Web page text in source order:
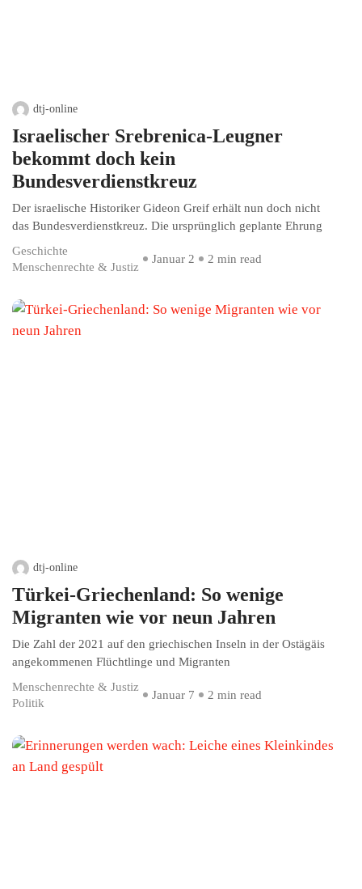
dtj-online
Israelischer Srebrenica-Leugner
bekommt doch kein
Bundesverdienstkreuz
Der israelische Historiker Gideon Greif erhält nun doch nicht
das Bundesverdienstkreuz. Die ursprünglich geplante Ehrung
Geschichte
Menschenrechte & Justiz
Januar 2 2 min read
dtj-online
Türkei-Griechenland: So wenige
Migranten wie vor neun Jahren
Die Zahl der 2021 auf den griechischen Inseln in der Ostägäis
angekommenen Flüchtlinge und Migranten
Menschenrechte & Justiz
Politik
Januar 7 2 min read